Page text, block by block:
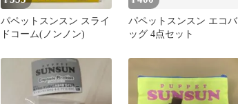
パペットスンスン スライ
ドコーム(ノンノン)
パペットスンスン エコバ
ッグ 4点セット